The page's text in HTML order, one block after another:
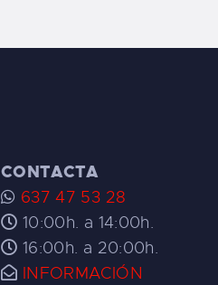
CONTACTA
637 47 53 28
10:00h. a 14:00h.
16:00h. a 20:00h.
INFORMACIÓN